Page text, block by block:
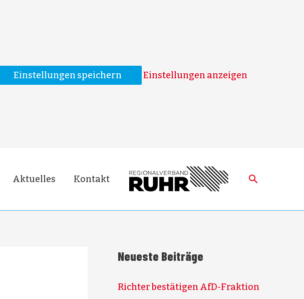
Einstellungen speichern
Einstellungen anzeigen
Aktuelles Kontakt
Neueste Beiträge
Richter bestätigen AfD-Fraktion